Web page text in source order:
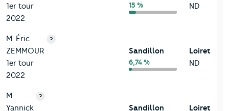
1er tour
2022
15 %
ND
M. Éric
ZEMMOUR
1er tour
2022
?
Sandillon
6,74 %
Loiret
ND
M.
Yannick
?
Sandillon
Loiret